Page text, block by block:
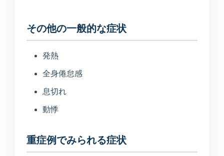
重度要介護者も相談可能
デイサービスすずかぜ
生活リハビリと日中支援
山居町併設の新デイサービス
通所リハビリテーション
その他の一般的な症状
発熱
全身倦怠感
息切れ
動悸
重症例でみられる症状